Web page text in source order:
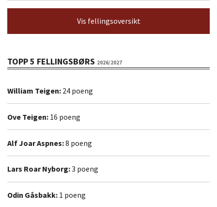
Vis fellingsoversikt
TOPP 5 FELLINGSBØRS 2026/2027
William Teigen: 24 poeng
Ove Teigen: 16 poeng
Alf Joar Aspnes:8 poeng
Lars Roar Nyborg:3 poeng
Odin Gåsbakk: 1 poeng